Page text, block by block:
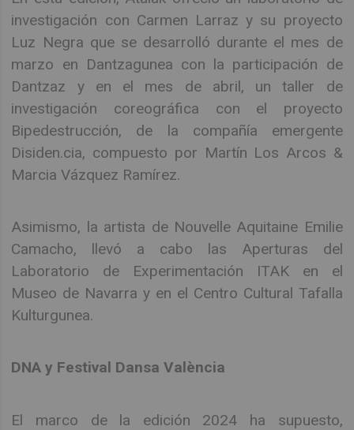
investigación con Carmen Larraz y su proyecto
Luz Negra que se desarrolló durante el mes de
marzo en Dantzagunea con la participación de
Dantzaz y en el mes de abril, un taller de
investigación coreográfica con el proyecto
Bipedestrucción, de la compañía emergente
Disiden.cia, compuesto por Martín Los Arcos &
Marcia Vázquez Ramírez.
Asimismo, la artista de Nouvelle Aquitaine Emilie
Camacho, llevó a cabo las Aperturas del
Laboratorio de Experimentación ITAK en el
Museo de Navarra y en el Centro Cultural Tafalla
Kulturgunea.
DNA y Festival Dansa València
El marco de la edición 2024 ha supuesto,